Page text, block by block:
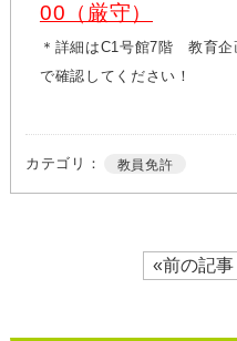
00（厳守）
＊詳細はC1号館7階 教育
で確認してください！
カテゴリ： 教員免許
«前の記事